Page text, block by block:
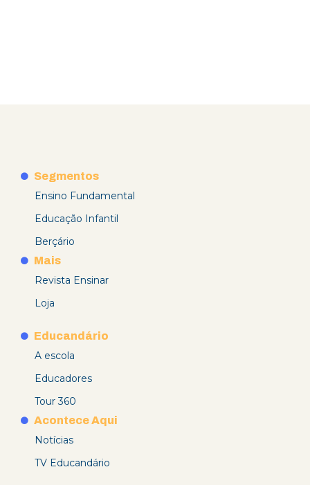
Segmentos
Ensino Fundamental
Educação Infantil
Berçário
Mais
Revista Ensinar
Loja
Educandário
A escola
Educadores
Tour 360
Acontece Aqui
Notícias
TV Educandário